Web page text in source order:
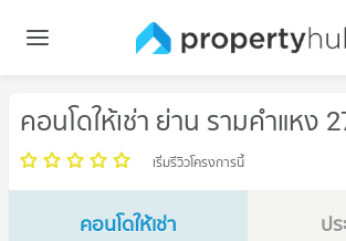
คอนโดให้เช่า ย่าน รามคำแหง
เริ่มรีวิวโครงการนี้
คอนโดให้เช่า
ป